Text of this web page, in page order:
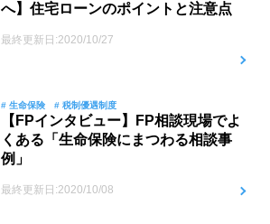
へ】住宅ローンのポイントと注意点
最終更新日:2020/10/27
# 生命保険 # 税制優遇制度
【FPインタビュー】FP相談現場でよ
くある「生命保険にまつわる相談事
例」
最終更新日:2020/10/08